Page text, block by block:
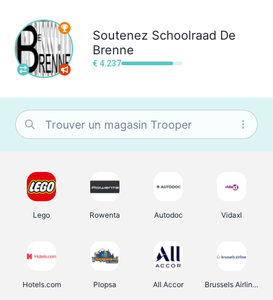
Soutenez Schoolraad De
Brenne
€ 4.237
Lego Rowenta Autodoc Vidaxl
Hotels.com Plopsa All Accor Brussels Airlines